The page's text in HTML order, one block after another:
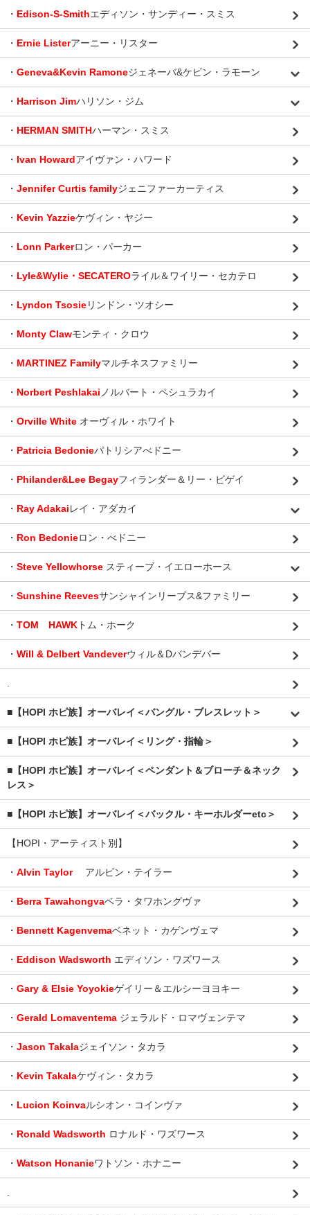
・ Edison-S-Smithエディソン・サンディー・スミス
・ Ernie Listerアーニー・リスター
・ Geneva&Kevin Ramoneジェネーバ&ケビン・ラモーン
・ Harrison Jimハリソン・ジム
・ HERMAN SMITHハーマン・スミス
・ Ivan Howardアイヴァン・ハワード
・ Jennifer Curtis familyジェニファーカーティス
・ Kevin Yazzieケヴィン・ヤジー
・ Lonn Parkerロン・パーカー
・ Lyle&Wylie・SECATEROライル＆ワイリー・セカテロ
・ Lyndon Tsosieリンドン・ツオシー
・ Monty Clawモンティ・クロウ
・ MARTINEZ Familyマルチネスファミリー
・ Norbert Peshlakai ノルバート・ペシュラカイ
・ Orville White オーヴィル・ホワイト
・ Patricia Bedonieパトリシアべドニー
・ Philander&Lee Begayフィランダー＆リー・ビゲイ
・ Ray Adakaiレイ・アダカイ
・ Ron Bedonieロン・べドニー
・ Steve Yellowhorse スティーブ・イエローホース
・ Sunshine Reevesサンシャインリーブス&ファミリー
・ TOM HAWK トム・ホーク
・ Will & Delbert Vandeverウィル＆Dバンデバー
.
■【HOPI ホピ族】オーバレイ＜バングル・ブレスレット＞
■【HOPI ホピ族】オーバレイ＜リング・指輪＞
■【HOPI ホピ族】オーバレイ＜ペンダント＆ブローチ＆ネック
レス＞
■【HOPI ホピ族】オーバレイ＜バックル・キーホルダーetc＞
【HOPI・アーティスト別】
・ Alvin Taylor アルビン・テイラー
・ Berra Tawahongvaベラ・タワホングヴァ
・ Bennett Kagenvemaベネット・カゲンヴェマ
・ Eddison Wadsworth エディソン・ワズワース
・ Gary & Elsie Yoyokieゲイリー＆エルシーヨヨキー
・ Gerald Lomaventema ジェラルド・ロマヴェンテマ
・ Jason Takalaジェイソン・タカラ
・ Kevin Takalaケヴィン・タカラ
・ Lucion Koinvaルシオン・コインヴァ
・ Ronald Wadsworth ロナルド・ワズワース
・ Watson Honanieワトソン・ホナニー
.